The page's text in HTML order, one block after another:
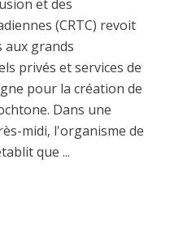
et des
(CRTC) revoit
aux grands
privés et services de
pour la création de
Dans une
midi, l'organisme de
que ...